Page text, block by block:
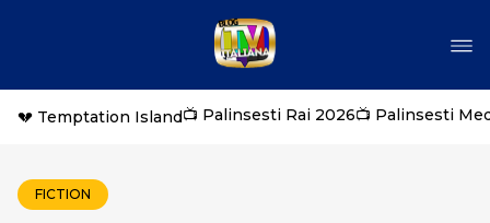
💔 Temptation Island📺 Palinsesti Rai 2026📺 Palinsesti
FICTION